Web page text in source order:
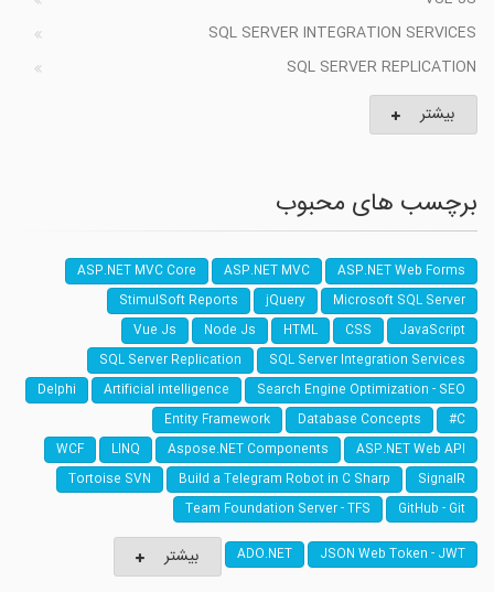
SQL SERVER INTEGRATION SERVICES
SQL SERVER REPLICATION
بیشتر
برچسب های محبوب
ASP.NET Web Forms
ASP.NET MVC
ASP.NET MVC Core
Microsoft SQL Server
jQuery
StimulSoft Reports
JavaScript
CSS
HTML
Node Js
Vue Js
SQL Server Integration Services
SQL Server Replication
Search Engine Optimization - SEO
Artificial intelligence
Delphi
C#
Database Concepts
Entity Framework
ASP.NET Web API
Aspose.NET Components
LINQ
WCF
SignalR
Build a Telegram Robot in C Sharp
Tortoise SVN
GitHub - Git
Team Foundation Server - TFS
JSON Web Token - JWT
ADO.NET بیشتر